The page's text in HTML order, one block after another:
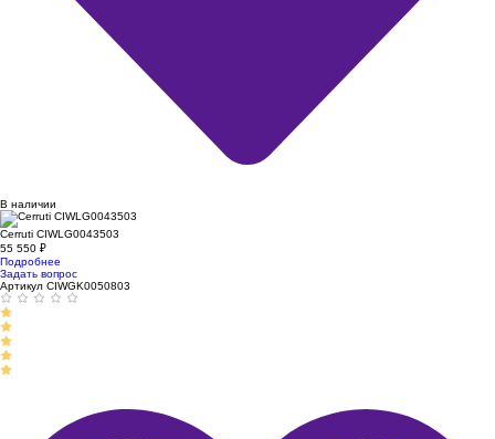
В наличии
Cerruti CIWLG0043503
55 550 ₽
Подробнее
Задать вопрос
Артикул CIWGK0050803